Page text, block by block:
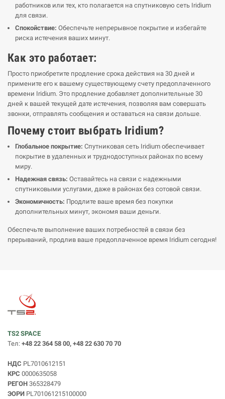
работников или тех, кто полагается на спутниковую сеть Iridium
для связи.
Спокойствие: Обеспечьте непрерывное покрытие и избегайте
риска истечения ваших минут.
Как это работает:
Просто приобретите продление срока действия на 30 дней и
примените его к вашему существующему счету предоплаченного
времени Iridium. Это продление добавляет дополнительные 30
дней к вашей текущей дате истечения, позволяя вам совершать
звонки, отправлять сообщения и оставаться на связи дольше.
Почему стоит выбрать Iridium?
Глобальное покрытие: Спутниковая сеть Iridium обеспечивает
покрытие в удаленных и труднодоступных районах по всему
миру.
Надежная связь: Оставайтесь на связи с надежными
спутниковыми услугами, даже в районах без сотовой связи.
Экономичность: Продлите ваше время без покупки
дополнительных минут, экономя ваши деньги.
Обеспечьте выполнение ваших потребностей в связи без
прерываний, продлив ваше предоплаченное время Iridium сегодня!
TS2 SPACE
Тел: +48 22 364 58 00, +48 22 630 70 70
НДС PL7010612151
КРС 0000635058
РЕГОН 365328479
ЭОРИ PL701061215100000